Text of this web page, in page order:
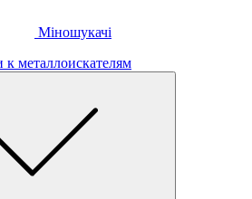
Міношукачі
металлоискателям